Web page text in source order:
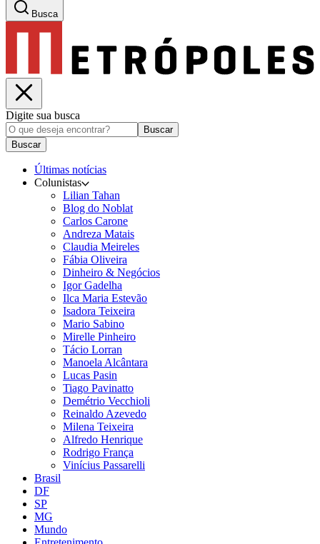
Busca
Digite sua busca
Buscar
Buscar
Últimas notícias
Colunistas
Lilian Tahan
Blog do Noblat
Carlos Carone
Andreza Matais
Claudia Meireles
Fábia Oliveira
Dinheiro & Negócios
Igor Gadelha
Ilca Maria Estevão
Isadora Teixeira
Mario Sabino
Mirelle Pinheiro
Tácio Lorran
Manoela Alcântara
Lucas Pasin
Tiago Pavinatto
Demétrio Vecchioli
Reinaldo Azevedo
Milena Teixeira
Alfredo Henrique
Rodrigo França
Vinícius Passarelli
Brasil
DF
SP
MG
Mundo